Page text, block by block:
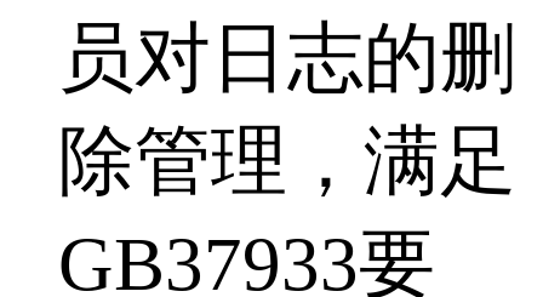
员对日志的删
除管理，满足
GB37933要